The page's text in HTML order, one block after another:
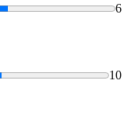
6
10